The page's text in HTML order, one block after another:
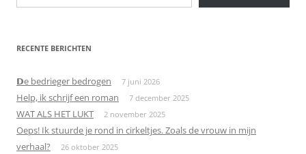
RECENTE BERICHTEN
𝗗e bedrieger bedrogen 7 juni 2026
Help, ik schrijf een roman 7 december 2025
WAT ALS HET LUKT 2 november 2025
Oeps! Ik stuurde je rond in cirkeltjes. Zoals de vrouw in mijn
verhaal?
26 oktober 2025